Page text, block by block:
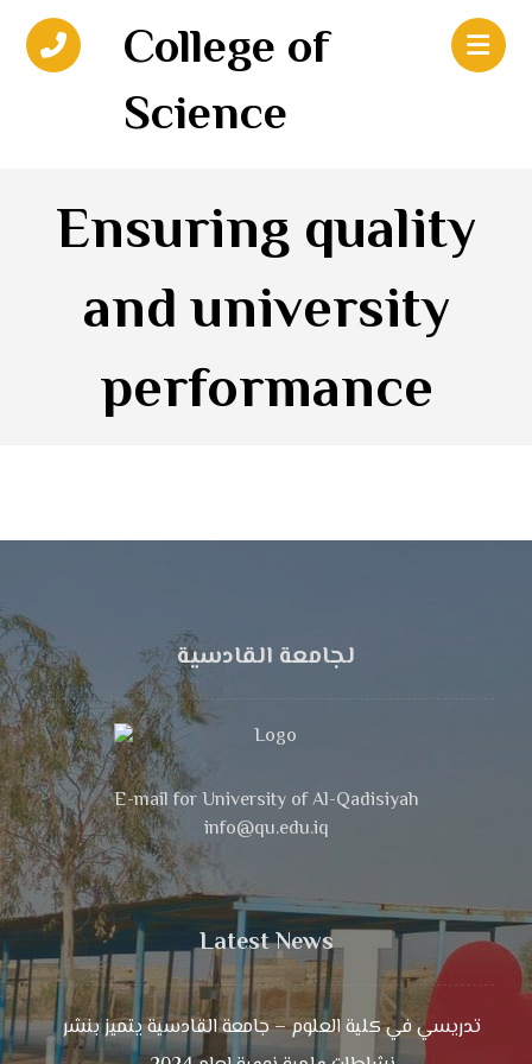
College of
Science
Ensuring quality
and university
performance
لجامعة القادسية
E-mail for University of Al-Qadisiyah
info@qu.edu.iq
Latest News
تدريسي في كلية العلوم – جامعة القادسية يتميز بنشر